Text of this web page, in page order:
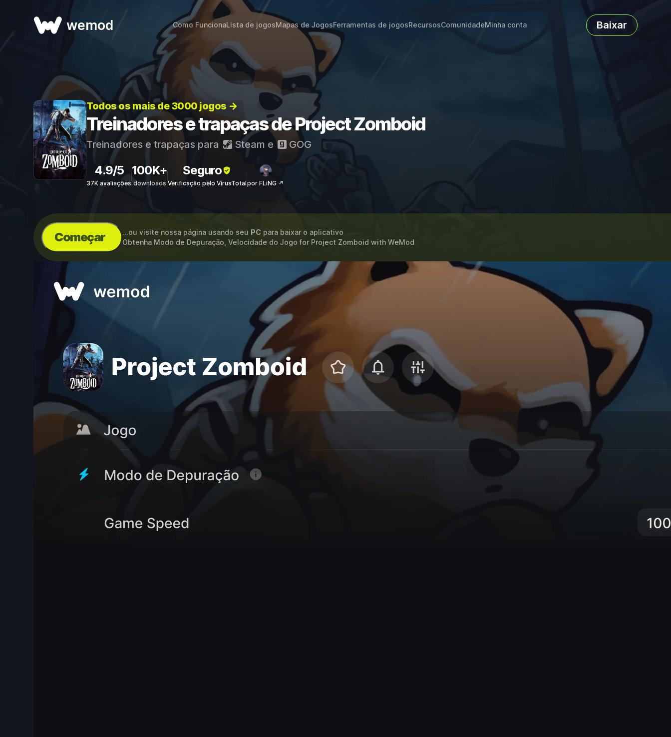
wemod Como FuncionaLista de jogosMapas de JogosFerramentas de jogosRecursosComunidadeMinha conta Baixar
Todos os mais de 3000 jogos →
Treinadores e trapaças de Project Zomboid
Treinadores e trapaças para Steam e GOG
4.9/5
37K avaliações
100K+
downloads
Seguro
Verificação pelo VirusTotalpor FLiNG ↗
Começar ...ou visite nossa página usando seu PC para baixar o aplicativo
Obtenha Modo de Depuração, Velocidade do Jogo for Project Zomboid with WeMod